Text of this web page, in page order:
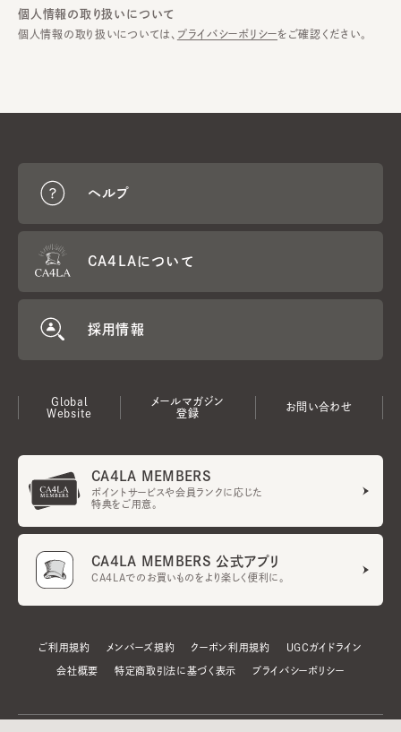
個人情報の取り扱いについて
個人情報の取り扱いについては、 プライバシーポリシーをご確認ください。
ヘルプ
CA4LAについて
採用情報
Global
Website
メールマガジン
登録
お問い合わせ
CA4LA MEMBERS
ポイントサービスや会員ランクに応じた
特典をご用意。
CA4LA MEMBERS 公式アプリ
CA4LAでのお買いものをより楽しく便利に。
ご利用規約 メンバーズ規約 クーポン利用規約 UGCガイドライン
会社概要 特定商取引法に基づく表示 プライバシーポリシー